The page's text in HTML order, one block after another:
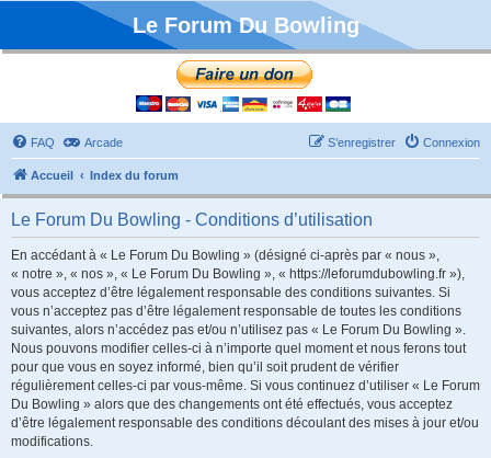
Le Forum Du Bowling
FAQ Arcade Connexion
S’enregistrer
Accueil Index du forum
Le Forum Du Bowling - Conditions d’utilisation
En accédant à « Le Forum Du Bowling » (désigné ci-après par « nous »,
« notre », « nos », « Le Forum Du Bowling », « https://leforumdubowling.fr »),
vous acceptez d’être légalement responsable des conditions suivantes. Si
vous n’acceptez pas d’être légalement responsable de toutes les conditions
suivantes, alors n’accédez pas et/ou n’utilisez pas « Le Forum Du Bowling ».
Nous pouvons modifier celles-ci à n’importe quel moment et nous ferons tout
pour que vous en soyez informé, bien qu’il soit prudent de vérifier
régulièrement celles-ci par vous-même. Si vous continuez d’utiliser « Le Forum
Du Bowling » alors que des changements ont été effectués, vous acceptez
d’être légalement responsable des conditions découlant des mises à jour et/ou
modifications.